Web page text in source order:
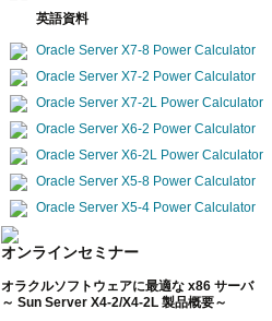
英語資料
Oracle Server X7-8 Power Calculator
Oracle Server X7-2 Power Calculator
Oracle Server X7-2L Power Calculator
Oracle Server X6-2 Power Calculator
Oracle Server X6-2L Power Calculator
Oracle Server X5-8 Power Calculator
Oracle Server X5-4 Power Calculator
オンラインセミナー
オラクルソフトウェアに最適な x86 サーバ
～ Sun Server X4-2/X4-2L 製品概要～